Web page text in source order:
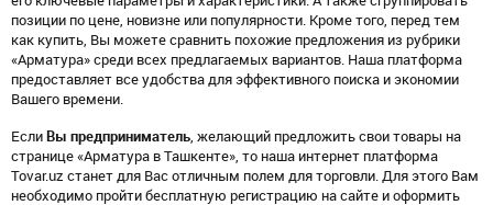
позиции по цене, новизне или популярности. Кроме того, перед тем
как купить, Вы можете сравнить похожие предложения из рубрики
«Арматура» среди всех предлагаемых вариантов. Наша платформа
предоставляет все удобства для эффективного поиска и экономии
Вашего времени.
Если Вы предприниматель , желающий предложить свои товары на
странице «Арматура в Ташкенте», то наша интернет платформа
Tovar.uz станет для Вас отличным полем для торговли. Для этого Вам
необходимо пройти бесплатную регистрацию на сайте и оформить